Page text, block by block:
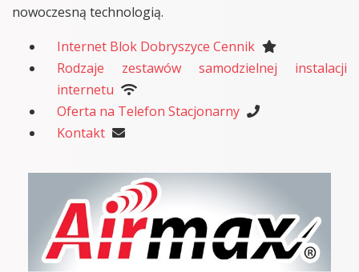
nowoczesną technologią.
Internet Blok Dobryszyce Cennik
Rodzaje zestawów samodzielnej instalacji
internetu
Oferta na Telefon Stacjonarny
Kontakt